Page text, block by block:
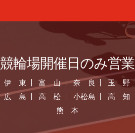
競輪場開催日のみ営業
伊 東 富 山 奈 良
玉 野
広 島
高 松 小松島
高 知
熊 本